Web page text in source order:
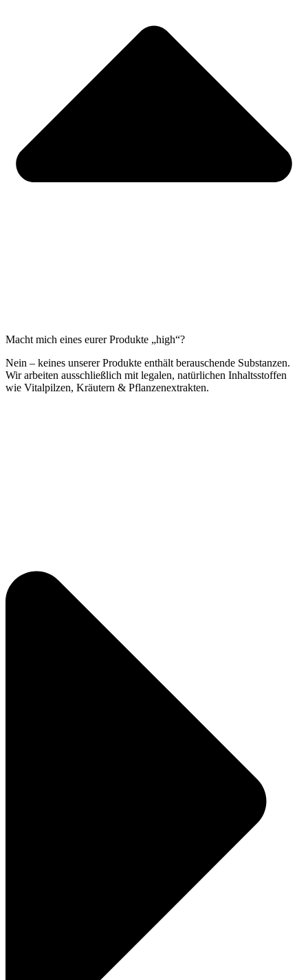
Macht mich eines eurer Produkte „high“?
Nein – keines unserer Produkte enthält berauschende Substanzen.
Wir arbeiten ausschließlich mit legalen, natürlichen Inhaltsstoffen
wie Vitalpilzen, Kräutern & Pflanzenextrakten.